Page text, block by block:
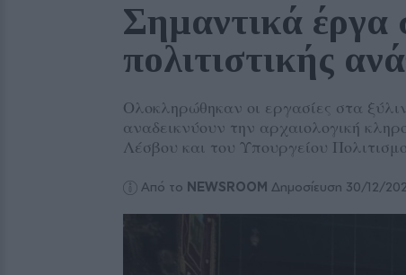
Σημαντικά έργα
πολιτιστικής
Ολοκληρώθηκαν οι εργασίες στα
αναδεικνύουν την αρχαιολογική
Λέσβου και του Υπουργείου
Από το NEWSROOM Δημοσίευση 30/12/